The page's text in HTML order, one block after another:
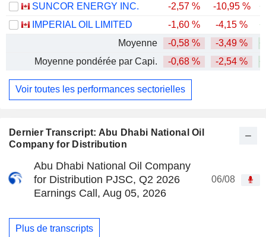
Dernier Transcript: Abu Dhabi National Oil
Company for Distribution
Abu Dhabi National Oil Company
for Distribution PJSC, Q2 2026
Earnings Call, Aug 05, 2026
06/08
Plus de transcripts
SUNCOR ENERGY INC.
-2,57 % -10,95 %
IMPERIAL OIL LIMITED
-1,60 % -4,15 %
Moyenne
-0,58 % -3,49 %
Moyenne pondérée par Capi.
-0,68 % -2,54 %
Voir toutes les performances sectorielles